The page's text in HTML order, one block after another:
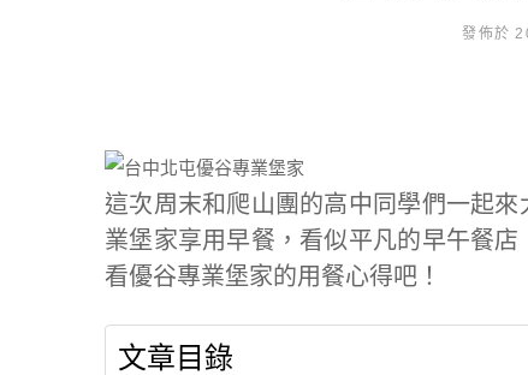
發佈於
這次周末和爬山團的高中同學們一起
業堡家享用早餐，看似平凡的早午餐
看優谷專業堡家的用餐心得吧！
文章目錄